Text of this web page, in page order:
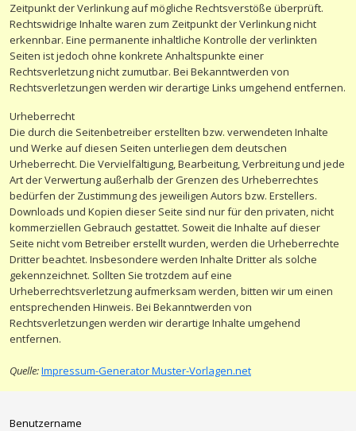
Zeitpunkt der Verlinkung auf mögliche Rechtsverstöße überprüft.
Rechtswidrige Inhalte waren zum Zeitpunkt der Verlinkung nicht
erkennbar. Eine permanente inhaltliche Kontrolle der verlinkten
Seiten ist jedoch ohne konkrete Anhaltspunkte einer
Rechtsverletzung nicht zumutbar. Bei Bekanntwerden von
Rechtsverletzungen werden wir derartige Links umgehend entfernen.
Urheberrecht
Die durch die Seitenbetreiber erstellten bzw. verwendeten Inhalte
und Werke auf diesen Seiten unterliegen dem deutschen
Urheberrecht. Die Vervielfältigung, Bearbeitung, Verbreitung und jede
Art der Verwertung außerhalb der Grenzen des Urheberrechtes
bedürfen der Zustimmung des jeweiligen Autors bzw. Erstellers.
Downloads und Kopien dieser Seite sind nur für den privaten, nicht
kommerziellen Gebrauch gestattet. Soweit die Inhalte auf dieser
Seite nicht vom Betreiber erstellt wurden, werden die Urheberrechte
Dritter beachtet. Insbesondere werden Inhalte Dritter als solche
gekennzeichnet. Sollten Sie trotzdem auf eine
Urheberrechtsverletzung aufmerksam werden, bitten wir um einen
entsprechenden Hinweis. Bei Bekanntwerden von
Rechtsverletzungen werden wir derartige Inhalte umgehend
entfernen.
Quelle:Impressum-Generator Muster-Vorlagen.net
Benutzername